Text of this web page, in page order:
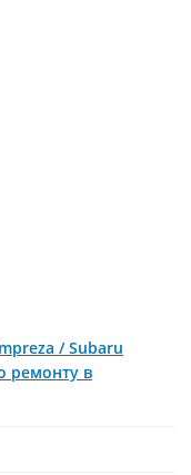
/ Subaru
ремонту в